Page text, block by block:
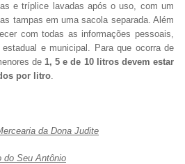
e tríplice lavadas após o uso, com um
tampas em uma sacola separada. Além
com todas as informações pessoais,
e municipal. Para que ocorra de
de 1, 5 e de 10 litros devem estar
por litro.
da Dona Judite
do Seu Antônio